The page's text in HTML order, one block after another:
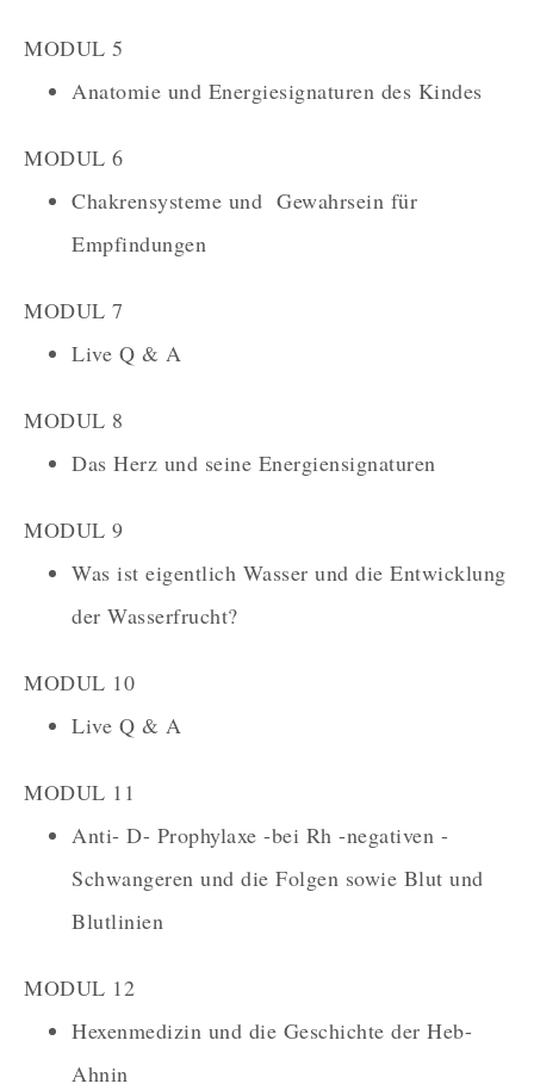
MODUL 5
Anatomie und Energiesignaturen des Kindes
MODUL 6
Chakrensysteme und Gewahrsein für
Empfindungen
MODUL 7
Live Q & A
MODUL 8
Das Herz und seine Energiensignaturen
MODUL 9
Was ist eigentlich Wasser und die Entwicklung
der Wasserfrucht?
MODUL 10
Live Q & A
MODUL 11
Anti- D- Prophylaxe -bei Rh -negativen -
Schwangeren und die Folgen sowie Blut und
Blutlinien
MODUL 12
Hexenmedizin und die Geschichte der Heb-
Ahnin